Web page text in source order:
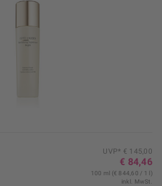
UVP* € 145,00
€ 84,46
100 ml (€ 844,60 / 1 l)
inkl. MwSt.